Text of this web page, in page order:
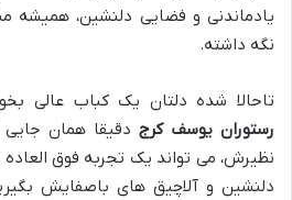
یادماندنی و فضایی دلنشین،
نگه داشته.
تاحالا شده دلتان یک کباب عالی
رستوران یوسف کرجدقیقا همان
نظیرش، می تواند یک تجربه فوق العاده
دلنشین و آلاچیق های باصفایش